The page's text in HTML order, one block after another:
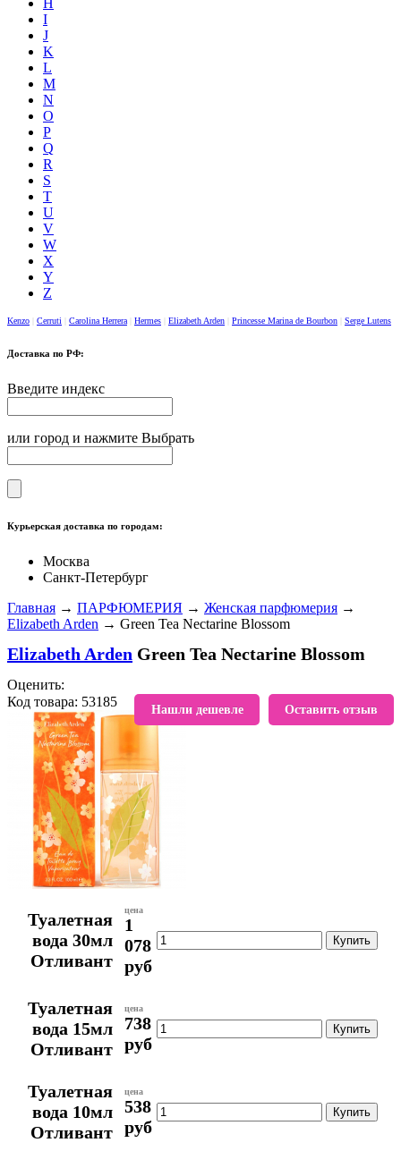
H
I
J
K
L
M
N
O
P
Q
R
S
T
U
V
W
X
Y
Z
Kenzo Cerruti Carolina Herrera Hermes Elizabeth Arden Princesse Marina de Bourbon Serge Lutens
Доставка по РФ:
Введите индекс
или город и нажмите Выбрать
Курьерская доставка по городам:
Москва
Санкт-Петербург
Главная → ПАРФЮМЕРИЯ → Женская парфюмерия →
Elizabeth Arden → Green Tea Nectarine Blossom
Elizabeth Arden Green Tea Nectarine Blossom
Оставить отзыв
Нашли дешевле
Оценить:
Код товара: 53185
В избранное
Туалетная
вода 30мл
Отливант
цена
1
078
руб
Туалетная
вода 15мл
Отливант
цена
738
руб
Туалетная
вода 10мл
Отливант
цена
538
руб